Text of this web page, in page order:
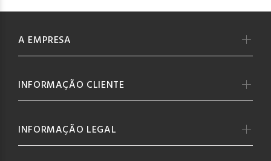
A EMPRESA
INFORMAÇÃO CLIENTE
INFORMAÇÃO LEGAL